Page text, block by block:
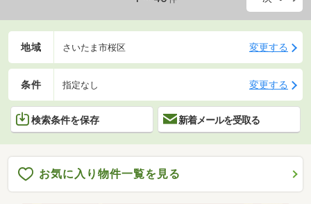
地域 さいたま市桜区 変更する
条件 指定なし 変更する
検索条件を保存 新着メールを受取る
お気に入り物件一覧を見る